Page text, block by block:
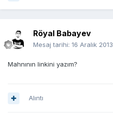
Röyal Babayev
Mesaj tarihi: 16 Aralık 2013
Mahnının linkini yazım?
Alıntı